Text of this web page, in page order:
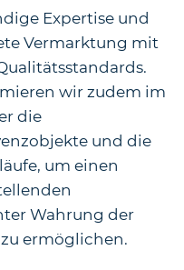
Expertise und
Vermarktung mit
wir zudem im
die
und die
um einen
Wahrung der
ermöglichen.